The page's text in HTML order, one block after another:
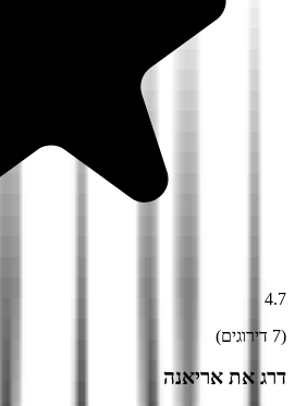
4.7
(
7 דירוגים)
דרג את אריאנה